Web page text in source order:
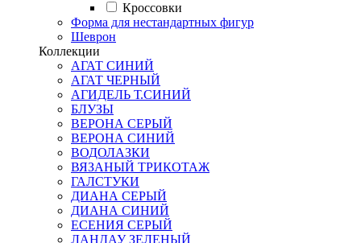
Кроссовки
Форма для нестандартных фигур
Шеврон
Коллекции
АГАТ СИНИЙ
АГАТ ЧЕРНЫЙ
АГИДЕЛЬ Т.СИНИЙ
БЛУЗЫ
ВЕРОНА СЕРЫЙ
ВЕРОНА СИНИЙ
ВОДОЛАЗКИ
ВЯЗАНЫЙ ТРИКОТАЖ
ГАЛСТУКИ
ДИАНА СЕРЫЙ
ДИАНА СИНИЙ
ЕСЕНИЯ СЕРЫЙ
ЛАНДАУ ЗЕЛЕНЫЙ